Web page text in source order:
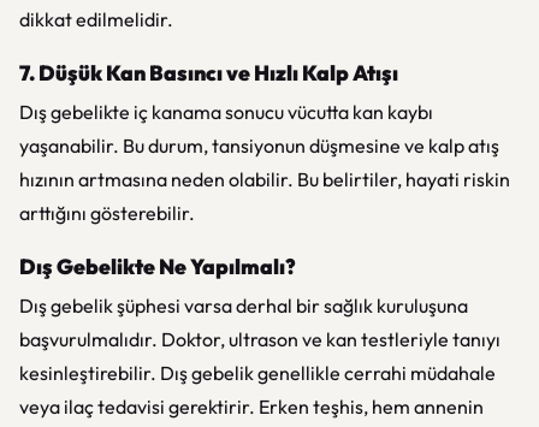
dikkat edilmelidir.
7. Düşük Kan Basıncı ve Hızlı Kalp Atışı
Dış gebelikte iç kanama sonucu vücutta kan kaybı
yaşanabilir. Bu durum, tansiyonun düşmesine ve kalp atış
hızının artmasına neden olabilir. Bu belirtiler, hayati riskin
arttığını gösterebilir.
Dış Gebelikte Ne Yapılmalı?
Dış gebelik şüphesi varsa derhal bir sağlık kuruluşuna
başvurulmalıdır. Doktor, ultrason ve kan testleriyle tanıyı
kesinleştirebilir. Dış gebelik genellikle cerrahi müdahale
veya ilaç tedavisi gerektirir. Erken teşhis, hem annenin